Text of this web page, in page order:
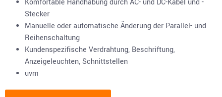
Komfortable Handhabung durch AC- und DC-Kabel und -
Stecker
Manuelle oder automatische Änderung der Parallel- und
Reihenschaltung
Kundenspezifische Verdrahtung, Beschriftung,
Anzeigeleuchten, Schnittstellen
uvm